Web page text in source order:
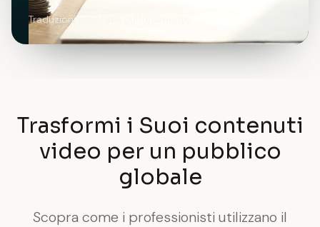
Traduzioni adattate culturalmente
Trasformi i Suoi contenuti
video per un pubblico
globale
Scopra come i professionisti utilizzano il